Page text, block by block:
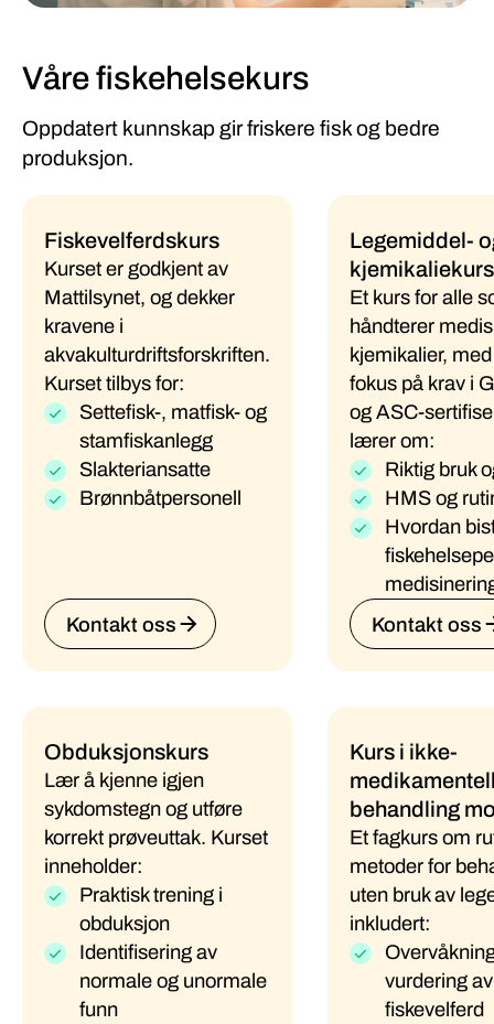
Våre fiskehelsekurs
Oppdatert kunnskap gir friskere fisk og bedre
produksjon.
Fiskevelferdskurs
Kurset er godkjent av
Mattilsynet, og dekker
kravene i
akvakulturdriftsforskriften.
Kurset tilbys for:
Settefisk-, matfisk- og
stamfiskanlegg
Slakteriansatte
Brønnbåtpersonell
Kontakt oss
Legemiddel-
kjemikaliekurs
Et kurs for alle
håndterer
kjemikalier,
fokus på krav i
og ASC-
lærer om:
Riktig bruk
HMS og
Hvordan
Kontakt oss
Obduksjonskurs
Lær å kjenne igjen
sykdomstegn og utføre
korrekt prøveuttak. Kurset
inneholder:
Praktisk trening i
obduksjon
Identifisering av
normale og unormale
funn
Kurs i ikke-
behandling
Et fagkurs om
metoder for
uten bruk av
inkludert:
vurdering av
fiskevelferd